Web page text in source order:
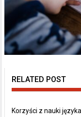
RELATED POST
Korzyści z nauki